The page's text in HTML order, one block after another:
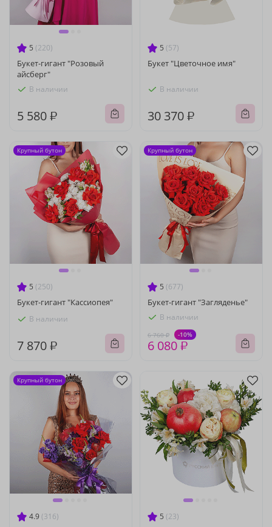
5 (220)
Букет-гигант "Розовый
айсберг"
В наличии
5 580 ₽
5 (57)
Букет "Цветочное имя"
В наличии
30 370 ₽
5 (250)
Букет-гигант "Кассиопея"
В наличии
7 870 ₽
Крупный бутон
5 (677)
Букет-гигант "Загляденье"
В наличии
6 760 ₽ -10%
6 080 ₽
Крупный бутон
4.9 (316)
Крупный бутон
5 (23)